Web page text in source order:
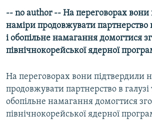
МУЛЬТИМЕДІА
ФОТО
СПЕЦПРОЄКТИ
ПОДКАСТИ
КРИМ РЕАЛІЇ
РУС
-- no author -- На переговорах вони
наміри продовжувати партнерство в
і обопільне намагання домогтися
північнокорейської ядерної
На переговорах вони підтвердили
продовжувати партнерство в галузі
обопільне намагання домогтися
північнокорейської ядерної